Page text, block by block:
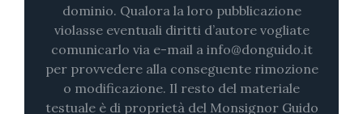
dominio. Qualora la loro pubblicazione
violasse eventuali diritti d’autore vogliate
comunicarlo via e-mail a info@donguido.it
per provvedere alla conseguente rimozione
o modificazione. Il resto del materiale
testuale è di proprietà del Monsignor Guido